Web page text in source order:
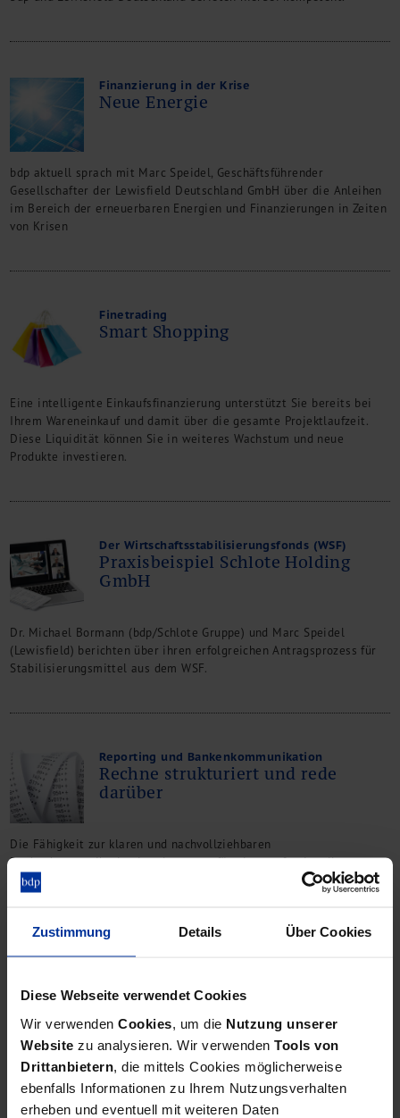
Zustimmung Details Über Cookies
Diese Webseite verwendet Cookies
Wir verwenden Cookies , um die Nutzung unserer
Website zu analysieren. Wir verwenden Tools von
Drittanbietern , die mittels Cookies möglicherweise
ebenfalls Informationen zu Ihrem Nutzungsverhalten
erheben und eventuell mit weiteren Daten
Finanzierung in der Krise
Neue Energie
bdp aktuell sprach mit Marc Speidel, Geschäftsführender
Gesellschafter der Lewisfield Deutschland GmbH über die Anleihen
im Bereich der erneuerbaren Energien und Finanzierungen in Zeiten
von Krisen
Finetrading
Smart Shopping
Eine intelligente Einkaufsfinanzierung unterstützt Sie bereits bei
Ihrem Wareneinkauf und damit über die gesamte Projektlaufzeit.
Diese Liquidität können Sie in weiteres Wachstum und neue
Produkte investieren.
Der Wirtschaftsstabilisierungsfonds (WSF)
Praxisbeispiel Schlote Holding
GmbH
Dr. Michael Bormann (bdp/Schlote Gruppe) und Marc Speidel
(Lewisfield) berichten über ihren erfolgreichen Antragsprozess für
Stabilisierungsmittel aus dem WSF.
Reporting und Bankenkommunikation
Rechne strukturiert und rede
darüber
Die Fähigkeit zur klaren und nachvollziehbaren
Bankenkommunikation ist elementar für eine professionelle
Unternehmensführung. Das bdp-Reporting-Tool hilft dabei.
Sicherheiten im Griff
Collateral Management: Je komplexer Kredit- und
Sicherheitenstrukturen sind, desto dringlicher ist ihre aktive und
systematische Handhabung.